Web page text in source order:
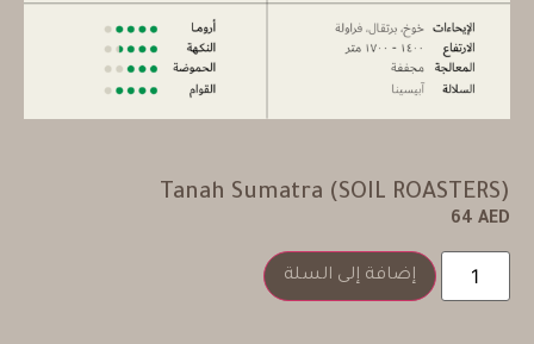
Tanah Sumatra (SOIL ROASTERS)
64 AED
إضافة إلى السلة